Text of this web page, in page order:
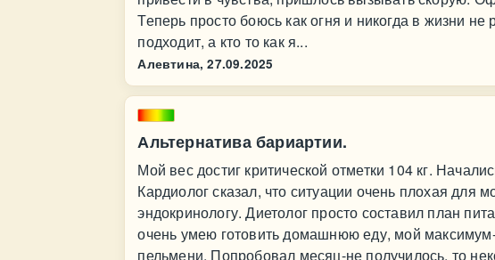
Теперь просто боюсь как огня и никогда в жизни не
подходит, а кто то как я...
Алевтина, 27.09.2025
Альтернатива бариартии.
Мой вес достиг критической отметки 104 кг.
Кардиолог сказал, что ситуации очень плохая для
эндокринологу. Диетолог просто составил план
очень умею готовить домашнюю еду, мой
пельмени. Попробовал месяц-не получилось, то